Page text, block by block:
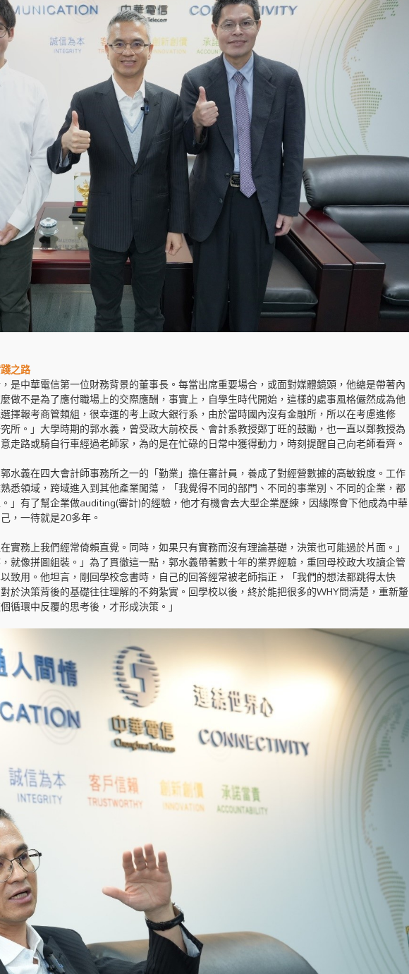
之路
是中華電信第一位財務背景的董事長。每當出席重要場合，或面對媒體鏡頭，他總是帶著內
做不是為了應付職場上的交際應酬，事實上，自學生時代開始，這樣的處事風格儼然成為他
擇報考商管類組，很幸運的考上政大銀行系，由於當時國內沒有金融所，所以在考慮進修
所。」大學時期的郭水義，曾受政大前校長、會計系教授鄭丁旺的鼓勵，也一直以鄭教授為
走路或騎自行車經過老師家，為的是在忙碌的日常中獲得動力，時刻提醒自己向老師看齊。
水義在四大會計師事務所之一的「勤業」擔任審計員，養成了對經營數據的高敏銳度。工作
悉領域，跨域進入到其他產業闖蕩，「我覺得不同的部門、不同的事業別、不同的企業，都
」有了幫企業做auditing(審計)的經驗，他才有機會去大型企業歷練，因緣際會下他成為中華
，一待就是20多年。
實務上我們經常倚賴直覺。同時，如果只有實務而沒有理論基礎，決策也可能過於片面。」
就像拼圖組裝。」為了貫徹這一點，郭水義帶著數十年的業界經驗，重回母校政大攻讀企管
致用。他坦言，剛回學校念書時，自己的回答經常被老師指正，「我們的想法都跳得太快
於決策背後的基礎往往理解的不夠紮實。回學校以後，終於能把很多的WHY問清楚，重新釐
環中反覆的思考後，才形成決策。」